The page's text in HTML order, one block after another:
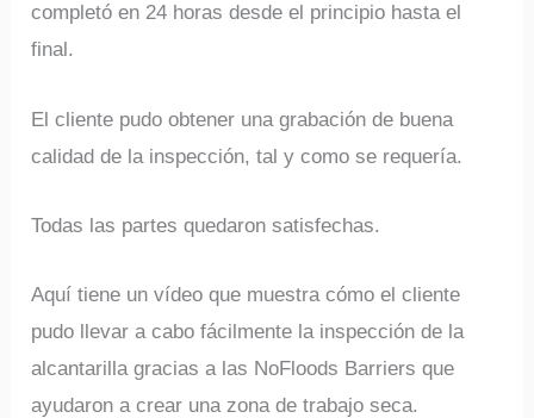
completó en 24 horas desde el principio hasta el
final.
El cliente pudo obtener una grabación de buena
calidad de la inspección, tal y como se requería.
Todas las partes quedaron satisfechas.
Aquí tiene un vídeo que muestra cómo el cliente
pudo llevar a cabo fácilmente la inspección de la
alcantarilla gracias a las NoFloods Barriers que
ayudaron a crear una zona de trabajo seca.